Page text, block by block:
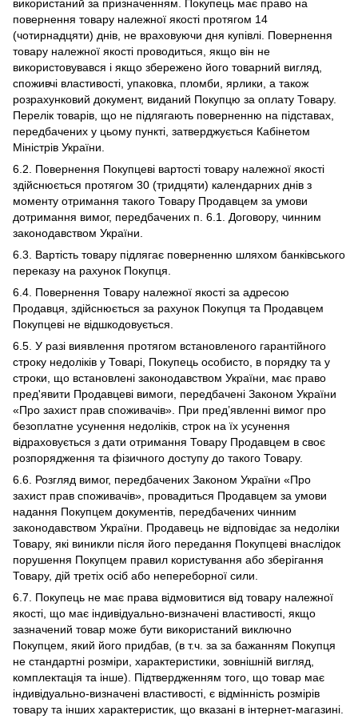
використаний за призначенням. Покупець має право на
повернення товару належної якості протягом 14
(чотирнадцяти) днів, не враховуючи дня купівлі. Повернення
товару належної якості проводиться, якщо він не
використовувався і якщо збережено його товарний вигляд,
споживчі властивості, упаковка, пломби, ярлики, а також
розрахунковий документ, виданий Покупцю за оплату Товару.
Перелік товарів, що не підлягають поверненню на підставах,
передбачених у цьому пункті, затверджується Кабінетом
Міністрів України.
6.2. Повернення Покупцеві вартості товару належної якості
здійснюється протягом 30 (тридцяти) календарних днів з
моменту отримання такого Товару Продавцем за умови
дотримання вимог, передбачених п. 6.1. Договору, чинним
законодавством України.
6.3. Вартість товару підлягає поверненню шляхом банківського
переказу на рахунок Покупця.
6.4. Повернення Товару належної якості за адресою
Продавця, здійснюється за рахунок Покупця та Продавцем
Покупцеві не відшкодовується.
6.5. У разі виявлення протягом встановленого гарантійного
строку недоліків у Товарі, Покупець особисто, в порядку та у
строки, що встановлені законодавством України, має право
пред'явити Продавцеві вимоги, передбачені Законом України
«Про захист прав споживачів». При пред’явленні вимог про
безоплатне усунення недоліків, строк на їх усунення
відраховується з дати отримання Товару Продавцем в своє
розпорядження та фізичного доступу до такого Товару.
6.6. Розгляд вимог, передбачених Законом України «Про
захист прав споживачів», провадиться Продавцем за умови
надання Покупцем документів, передбачених чинним
законодавством України. Продавець не відповідає за недоліки
Товару, які виникли після його передання Покупцеві внаслідок
порушення Покупцем правил користування або зберігання
Товару, дій третіх осіб або непереборної сили.
6.7. Покупець не має права відмовитися від товару належної
якості, що має індивідуально-визначені властивості, якщо
зазначений товар може бути використаний виключно
Покупцем, який його придбав, (в т.ч. за за бажанням Покупця
не стандартні розміри, характеристики, зовнішній вигляд,
комплектація та інше). Підтвердженням того, що товар має
індивідуально-визначені властивості, є відмінність розмірів
товару та інших характеристик, що вказані в інтернет-магазині.